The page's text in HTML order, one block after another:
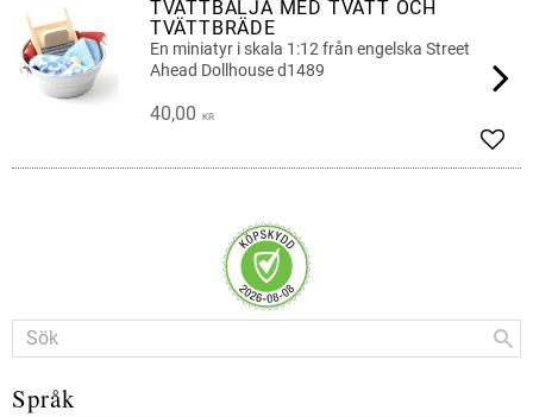
TVÄTTBALJA MED TVÄTT OCH
TVÄTTBRÄDE
En miniatyr i skala 1:12 från engelska Street
Ahead Dollhouse d1489
40,00 KR
Språk